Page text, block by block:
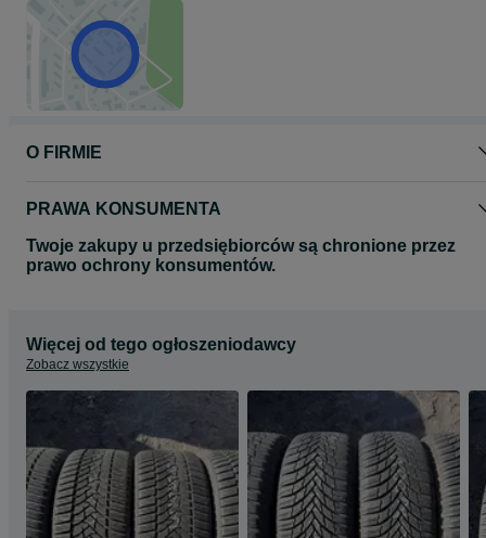
O FIRMIE
PRAWA KONSUMENTA
Twoje zakupy u przedsiębiorców są chronione przez
prawo ochrony konsumentów.
Więcej od tego ogłoszeniodawcy
Zobacz wszystkie